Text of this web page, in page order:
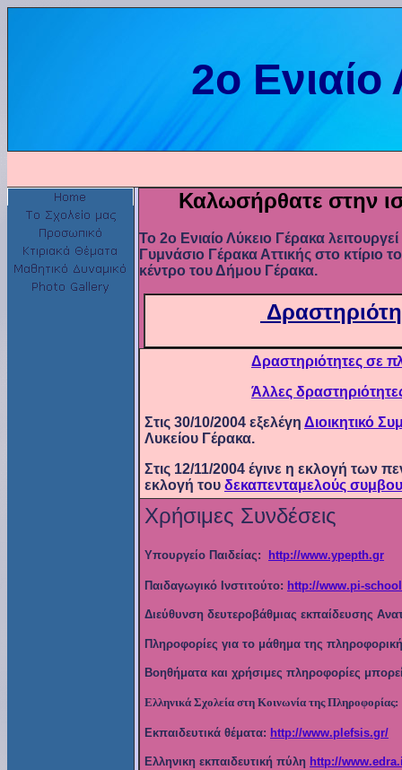
2ο Ενιαίο
Καλωσήρθατε στην
Το 2ο Ενιαίο Λύκειο Γέρακα
Γυμνάσιο Γέρακα Αττικής στο
κέντρο του Δήμου Γέρακα.
Δραστηριότητες σε
Άλλες
Στις 30/10/2004 εξελέγη Διοικητικό
Λυκείου Γέρακα.
Στις 12/11/2004 έγινε η εκλογή των
εκλογή του δεκαπενταμελούς
Χρήσιμες Συνδέσεις
Υπουργείο Παιδείας: http://www.ypepth.gr
Παιδαγωγικό Ινστιτούτο: http://www.pi-
Διεύθυνση δευτεροβάθμιας εκπαίδευσης
Πληροφορίες για το μάθημα της
Βοηθήματα και χρήσιμες πληροφορίες
Ελληνικά Σχολεία στη Κοινωνία της Πληροφορίας:
Εκπαιδευτικά θέματα: http://www.plefsis.gr/
Ελληνικη εκπαιδευτική πύλη http://